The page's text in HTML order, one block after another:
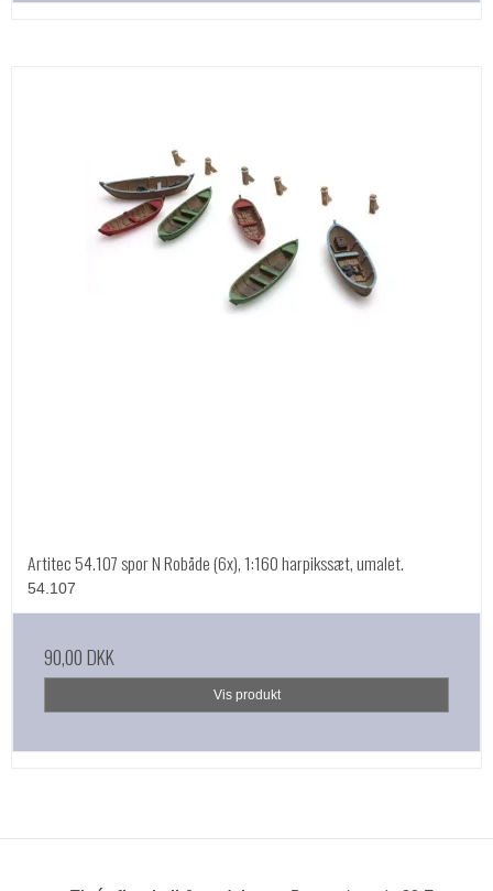
Artitec 54.107 spor N Robåde (6x), 1:160 harpikssæt, umalet.
54.107
90,00 DKK
Vis produkt